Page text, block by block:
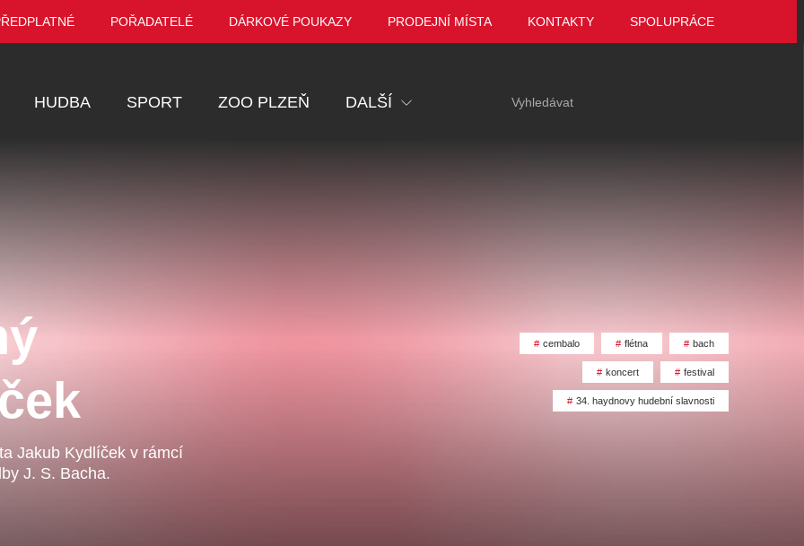
POŘADATELÉ DÁRKOVÉ POUKAZY PRODEJNÍ MÍSTA KONTAKTY SPOLUPRÁCE
HUDBA SPORT ZOO PLZEŇ DALŠÍ
Jakub Kydlíček v rámcí
J. S. Bacha.
cembalo flétna bach
koncert festival
34. haydnovy hudební slavnosti
WITH THE
VIOLIN
rezervační
Veselá scéna Kalikovský
VEČER LEGEND
Zámek Manětín